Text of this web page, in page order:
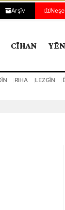
Arşîv
CÎHAN
RIHA LEZGÎN